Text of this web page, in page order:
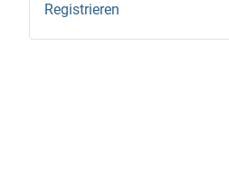
Registrieren